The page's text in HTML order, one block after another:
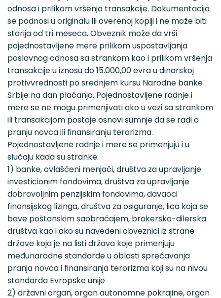
odnosa i prilikom vršenja transakcije. Dokumentacija
se podnosi u originalu ili overenoj kopiji i ne može biti
starija od tri meseca. Obveznik može da vrši
pojednostavljene mere prilikom uspostavljanja
poslovnog odnosa sa strankom kao i prilikom vršenja
transakcije u iznosu do 15.000,00 evra u dinarskoj
protivvrednosti po srednjem kursu Narodne banke
Srbije na dan plaćanja. Pojednostavljene radnje i
mere se ne mogu primenjivati ako u vezi sa strankom
ili transakcijom postoje osnovi sumnje da se radi o
pranju novca ili finansiranju terorizma.
Pojednostavljene radnje i mere se primenjuju i u
slučaju kada su stranke:
1) banke, ovlašćeni menjači, društva za upravljanje
investicionim fondovima, društva za upravljanje
dobrovoljnim penzijskim fondovima, davaoci
finansijskog lizinga, društva za osiguranje, lica koja se
bave poštanskim saobraćajem, brokersko-dilerska
društva kao i ako su navedeni obveznici iz strane
države koja je na listi država koje primenjuju
međunarodne standarde u oblasti sprečavanja
pranja novca i finansiranja terorizma koji su na nivou
standarda Evropske unije
2) državni organ, organ autonomne pokrajine, organ